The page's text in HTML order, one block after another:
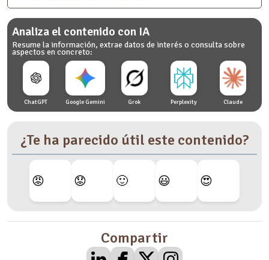
Analiza el contenido con IA
Resume la información, extrae datos de interés o consulta sobre
aspectos en concreto:
ChatGPT Google Gemini Grok Perplexity Claude
¿Te ha parecido útil este contenido?
😡 😟 🙂 😃 😍
Compartir